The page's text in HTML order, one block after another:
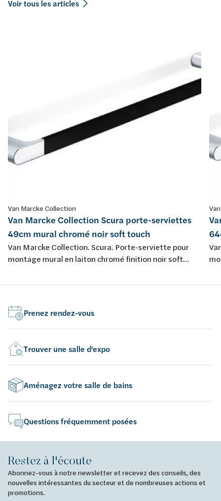
Voir tous les articles
Van Marcke Collection
Van Marcke Collection Scura porte-serviettes
49cm mural chromé noir soft touch
Van Marcke Collection. Scura. Porte-serviette pour
montage mural en laiton chromé finition noir soft
Prenez rendez-vous
Trouver une salle d'expo
Aménagez votre salle de bains
Questions fréquemment posées
Restez à l'écoute
Abonnez-vous à notre newsletter et recevez des conseils, des
nouvelles intéressantes du secteur et de nombreuses actions et
promotions.